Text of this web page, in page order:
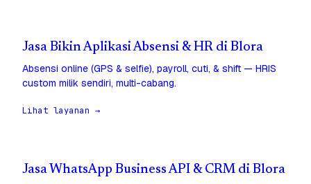
Jasa Bikin Aplikasi Absensi & HR di Blora
Absensi online (GPS & selfie), payroll, cuti, & shift — HRIS
custom milik sendiri, multi-cabang.
Lihat layanan →
Jasa WhatsApp Business API & CRM di Blora